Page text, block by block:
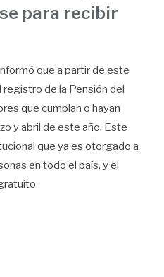
para recibir
que a partir de este
registro de la Pensión del
que cumplan o hayan
y abril de este año. Este
que ya es otorgado a
en todo el país, y el